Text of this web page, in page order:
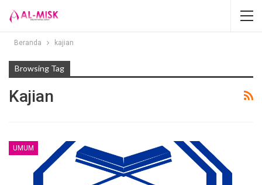
Beranda kajian
Browsing Tag
Kajian
UMUM